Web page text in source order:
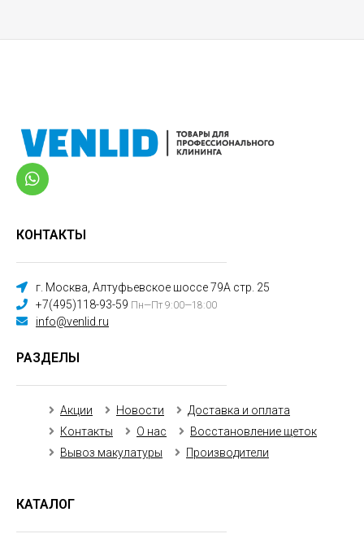
КОНТАКТЫ
г. Москва, Алтуфьевское шоссе 79А стр. 25
+7(495)118-93-59 Пн—Пт 9:00—18:00
info@venlid.ru
РАЗДЕЛЫ
Акции Новости
Доставка и оплата
Контакты
О нас
Восстановление щеток
Вывоз макулатуры
Производители
КАТАЛОГ